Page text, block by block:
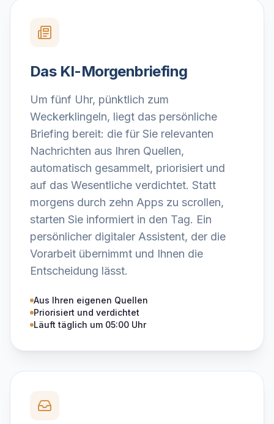
Das KI-Morgenbriefing
Um fünf Uhr, pünktlich zum
Weckerklingeln, liegt das persönliche
Briefing bereit: die für Sie relevanten
Nachrichten aus Ihren Quellen,
automatisch gesammelt, priorisiert und
auf das Wesentliche verdichtet. Statt
morgens durch zehn Apps zu scrollen,
starten Sie informiert in den Tag. Ein
persönlicher digitaler Assistent, der die
Vorarbeit übernimmt und Ihnen die
Entscheidung lässt.
Aus Ihren eigenen Quellen
Priorisiert und verdichtet
Läuft täglich um 05:00 Uhr